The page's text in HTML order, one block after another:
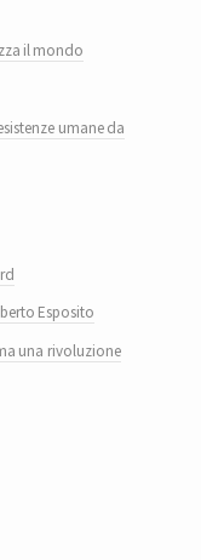
il mondo
umane da
Esposito
una rivoluzione